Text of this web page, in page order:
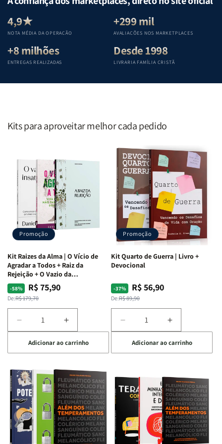
Equipe
Teológica
Penkal
Equipe
Penkal
Equipe
Teológica
Penkal
Equipe
4,9★
NOTA MÉDIA DA OPERAÇÃO
+299 mil
AVALIAÇÕES NOS MARKETPLACES
+8 milhões
ENTREGAS REALIZADAS
Desde 1998
LIVRARIA FAMÍLIA CRISTÃ
Kits para aproveitar melhor cada pedido
Promoção
Kit Raizes da Alma | O Vício de
Agradar a Todos + Raiz da
Rejeição + O Vazio da
Insatisfação.
-58%
Preço
normal
De:R$ 179,70
Preço
promocional
R$ 75,90
Diminuir
a
quantidade
de
Raizes
da
Alma
|
O
Vício
Aumentar
a
quantidade
de
Raizes
da
Alma
|
O
Vício
de
Adicionar ao carrinho
Promoção
Kit Quarto de Guerra | Livro +
Devocional
-37%
Preço
normal
De:R$ 89,90
Preço
promocional
R$ 56,90
Diminuir
a
quantidade
de
Quarto
de
Guerra
Livro
+
Devocional
Aumentar
a
quantidade
de
Quarto
de
Guerra
|
Livro
+
Devocional
Adicionar ao carrinho